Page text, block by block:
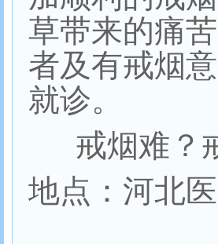
草带来的痛
者及有戒烟
就诊。
戒烟难？
地点：河北